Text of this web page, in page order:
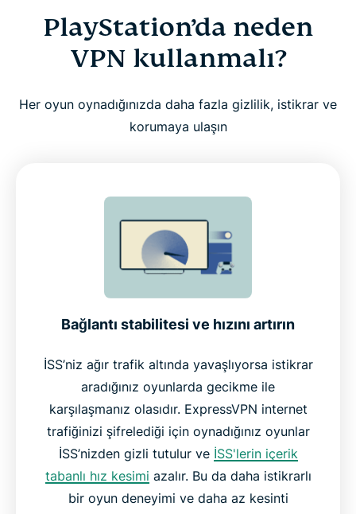
PlayStation’da neden
VPN kullanmalı?
Her oyun oynadığınızda daha fazla gizlilik, istikrar ve
korumaya ulaşın
Bağlantı stabilitesi ve hızını artırın
İSS’niz ağır trafik altında yavaşlıyorsa istikrar
aradığınız oyunlarda gecikme ile
karşılaşmanız olasıdır. ExpressVPN internet
trafiğinizi şifrelediği için oynadığınız oyunlar
İSS’nizden gizli tutulur ve İSS'lerin içerik
tabanlı hız kesimi azalır. Bu da daha istikrarlı
bir oyun deneyimi ve daha az kesinti